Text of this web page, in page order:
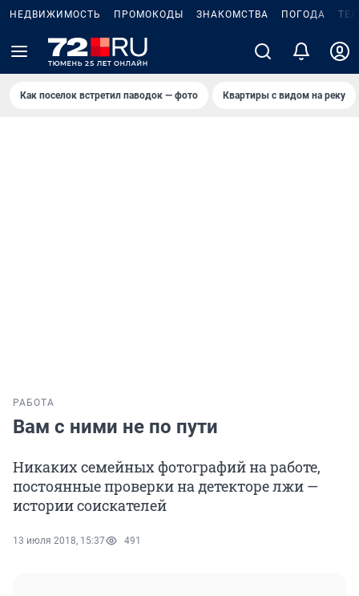
НЕДВИЖИМОСТЬ ПРОМОКОДЫ ЗНАКОМСТВА ПОГОДА
Как поселок встретил паводок — фото Квартиры с видом на реку
РАБОТА
Вам с ними не по пути
Никаких семейных фотографий на работе,
постоянные проверки на детекторе лжи —
истории соискателей
13 июля 2018, 15:37 491